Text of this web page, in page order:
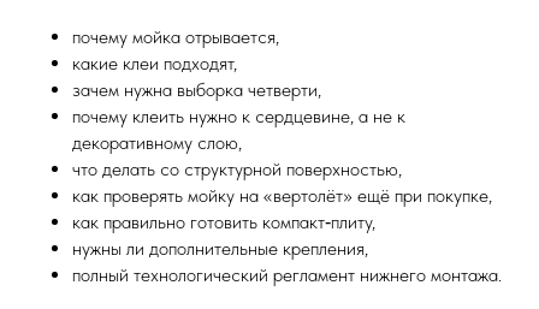
почему мойка отрывается,
какие клеи подходят,
зачем нужна выборка четверти,
почему клеить нужно к сердцевине, а не к
декоративному слою,
что делать со структурной поверхностью,
как проверять мойку на «вертолёт» ещё при покупке,
как правильно готовить компакт‑плиту,
нужны ли дополнительные крепления,
полный технологический регламент нижнего монтажа.